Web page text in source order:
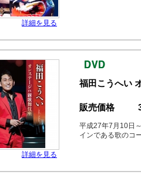
詳細を見る
詳細を見る
福田こうへい
販売価格
平成27年7月10日
インである歌のコ